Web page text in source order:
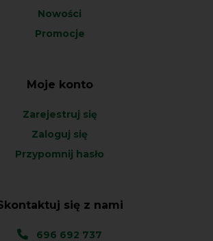
Nowości
Promocje
Moje konto
Zarejestruj się
Zaloguj się
Przypomnij hasło
się z nami
696 692 737